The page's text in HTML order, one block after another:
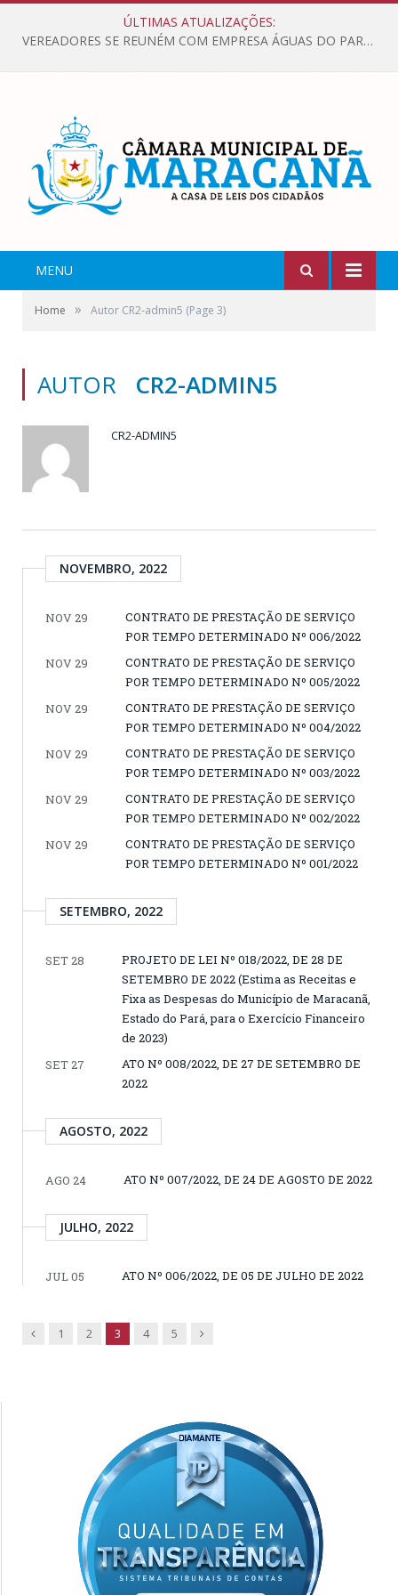
ÚLTIMAS ATUALIZAÇÕES:
VEREADORES SE REUNÉM COM EMPRESA ÁGUAS DO PARÁ, PARA APRESENTAR REIVINDICAÇÕES E MELHORIAS NA QUALIDADE DOS SERVIÇOS OFERECIDOS Á POPULAÇÃO.
MENU
Home » Autor CR2-admin5 (Page 3)
AUTOR CR2-ADMIN5
CR2-ADMIN5
NOVEMBRO, 2022
NOV 29
CONTRATO DE PRESTAÇÃO DE SERVIÇO
POR TEMPO DETERMINADO Nº 006/2022
NOV 29
CONTRATO DE PRESTAÇÃO DE SERVIÇO
POR TEMPO DETERMINADO Nº 005/2022
NOV 29
CONTRATO DE PRESTAÇÃO DE SERVIÇO
POR TEMPO DETERMINADO Nº 004/2022
NOV 29
CONTRATO DE PRESTAÇÃO DE SERVIÇO
POR TEMPO DETERMINADO Nº 003/2022
NOV 29
CONTRATO DE PRESTAÇÃO DE SERVIÇO
POR TEMPO DETERMINADO Nº 002/2022
NOV 29
CONTRATO DE PRESTAÇÃO DE SERVIÇO
POR TEMPO DETERMINADO Nº 001/2022
SETEMBRO, 2022
SET 28
PROJETO DE LEI Nº 018/2022, DE 28 DE
SETEMBRO DE 2022 (Estima as Receitas e
Fixa as Despesas do Município de Maracanã,
Estado do Pará, para o Exercício Financeiro
de 2023)
SET 27
ATO Nº 008/2022, DE 27 DE SETEMBRO DE
2022
AGOSTO, 2022
AGO 24 ATO Nº 007/2022, DE 24 DE AGOSTO DE 2022
JULHO, 2022
JUL 05 ATO Nº 006/2022, DE 05 DE JULHO DE 2022
Previous
1 2 3 4 5 Next